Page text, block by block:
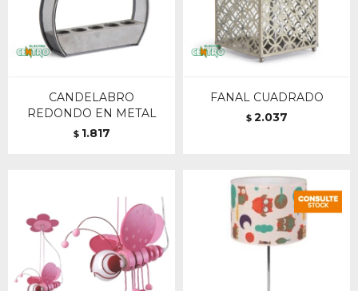
CANDELABRO
REDONDO EN METAL
$ 1.817
FANAL CUADRADO
$ 2.037